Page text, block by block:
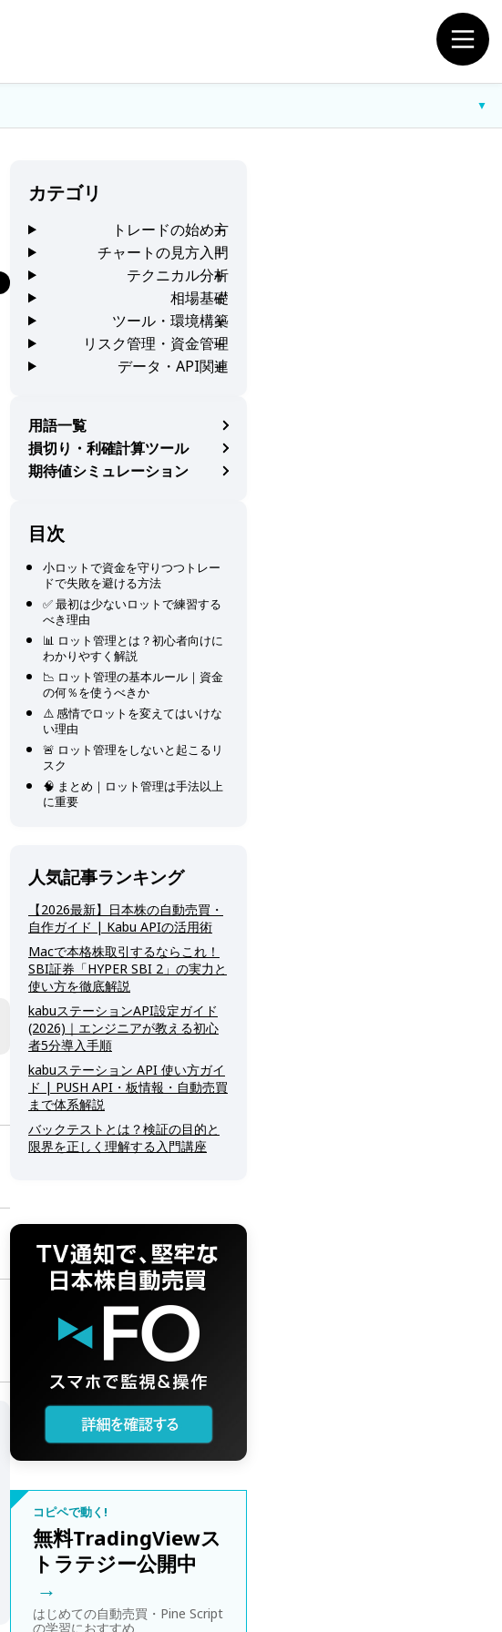
▼
カテゴリ
トレードの始め方
チャートの見方入門
テクニカル分析
相場基礎
ツール・環境構築
リスク管理・資金管理
データ・API関連
用語一覧
損切り・利確計算ツール
期待値シミュレーション
目次
小ロットで資金を守りつつトレー
ドで失敗を避ける方法
✅ 最初は少ないロットで練習する
べき理由
📊 ロット管理とは？初心者向けに
わかりやすく解説
📉 ロット管理の基本ルール｜資金
の何％を使うべきか
⚠️ 感情でロットを変えてはいけな
い理由
🚨 ロット管理をしないと起こるリ
スク
🧠 まとめ｜ロット管理は手法以上
に重要
人気記事ランキング
【2026最新】日本株の自動売買・
自作ガイド | Kabu APIの活用術
Macで本格株取引するならこれ！
SBI証券「HYPER SBI 2」の実力と
使い方を徹底解説
kabuステーションAPI設定ガイド
(2026)｜エンジニアが教える初心
者5分導入手順
kabuステーション API 使い方ガイ
ド | PUSH API・板情報・自動売買
まで体系解説
バックテストとは？検証の目的と
限界を正しく理解する入門講座
コピペで動く!
無料TradingViewス
トラテジー公開中
→
はじめての自動売買・Pine Script
の学習におすすめ